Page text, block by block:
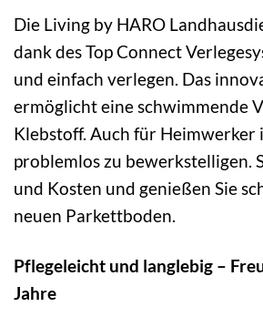
Die Living by HARO
dank des Top Connect
und einfach verlegen. Das
ermöglicht eine schwimmende
Klebstoff. Auch für Heimwerker
problemlos zu bewerkstelligen.
und Kosten und genießen Sie
neuen Parkettboden.
Pflegeleicht und langlebig –
Jahre